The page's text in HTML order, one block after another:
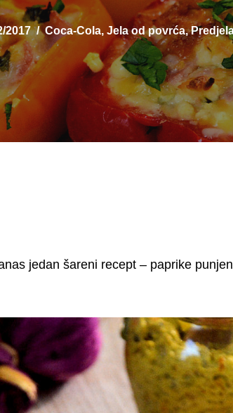
2017 Coca-Cola, Jela od povrća,
jedan šareni recept – paprike